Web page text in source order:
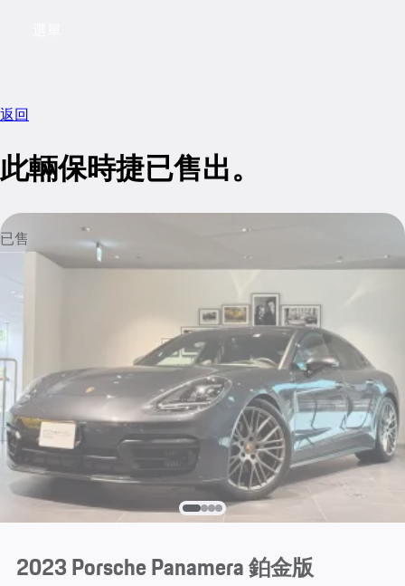
返回
此輛保時捷已售出。
已售
2023 Porsche Panamera 鉑金版